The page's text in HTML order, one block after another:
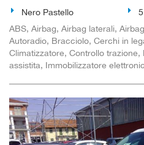
Nero Pastello
ABS, Airbag, Airbag laterali,
Autoradio, Bracciolo, Cerchi in
Climatizzatore, Controllo trazione,
assistita, Immobilizzatore